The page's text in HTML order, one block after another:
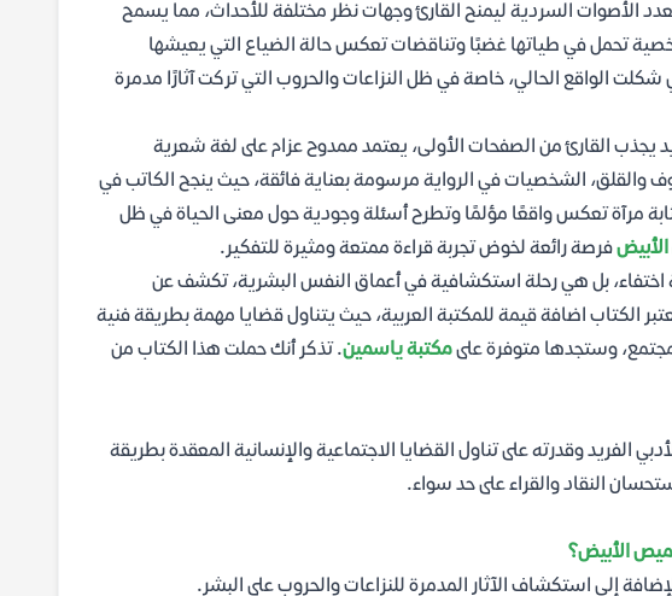
الأصوات السردية ليمنح القارئ وجهات نظر مختلفة للأحداث، مما يسمح
تحمل في طياتها غضبًا وتناقضات تعكس حالة الضياع التي يعيشها
شكلت الواقع الحالي، خاصة في ظل النزاعات والحروب التي تركت آثارًا مدمرة
يجذب القارئ من الصفحات الأولى، يعتمد ممدوح عزام على لغة شعرية
والقلق، الشخصيات في الرواية مرسومة بعناية فائقة، حيث ينجح الكاتب في
مرآة تعكس واقعًا مؤلمًا وتطرح أسئلة وجودية حول معنى الحياة في ظل
الأبيضفرصة رائعة لخوض تجربة قراءة ممتعة ومثيرة للتفكير.
بل هي رحلة استكشافية في أعماق النفس البشرية، تكشف عن
الكتاب اضافة قيمة للمكتبة العربية، حيث يتناول قضايا مهمة بطريقة فنية
وستجدها متوفرة علىمكتبة ياسمين. تذكر أنك حملت هذا الكتاب من
الفريد وقدرته على تناول القضايا الاجتماعية والإنسانية المعقدة بطريقة
النقاد والقراء على حد سواء.
الأبيض؟
إلى استكشاف الآثار المدمرة للنزاعات والحروب على البشر.